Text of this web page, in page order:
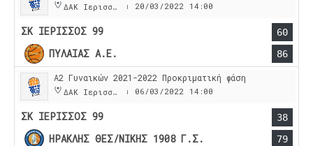
ΔΑΚ Ιερισσου | 20/03/2022 14:00
ΣΚ ΙΕΡΙΣΣΟΣ 99 60
ΠΥΛΑΙΑΣ Α.Ε. 86
Α2 Γυναικών 2021-2022 Προκριματική φάση
ΔΑΚ Ιερισσου | 06/03/2022 14:00
ΣΚ ΙΕΡΙΣΣΟΣ 99 38
ΗΡΑΚΛΗΣ ΘΕΣ/ΝΙΚΗΣ 1908 Γ.Σ. 79